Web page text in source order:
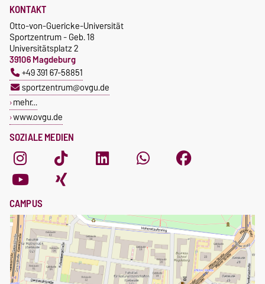
SOZIALE MEDIEN
KONTAKT
Otto-von-Guericke-Universität
Sportzentrum - Geb. 18
Universitätsplatz 2
39106 Magdeburg
+49 391 67-58851
sportzentrum@ovgu.de
mehr…
www.ovgu.de
CAMPUS